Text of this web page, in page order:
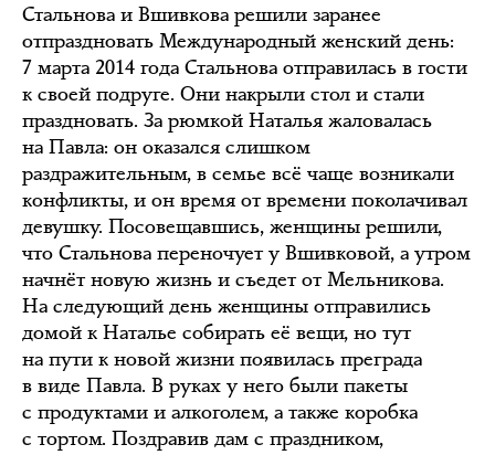
Стальнова и Вшивкова решили заранее
отпраздновать Международный женский день:
7 марта 2014 года Стальнова отправилась в гости
к своей подруге. Они накрыли стол и стали
праздновать. За рюмкой Наталья жаловалась
на Павла: он оказался слишком
раздражительным, в семье всё чаще возникали
конфликты, и он время от времени поколачивал
девушку. Посовещавшись, женщины решили,
что Стальнова переночует у Вшивковой, а утром
начнёт новую жизнь и съедет от Мельникова.
На следующий день женщины отправились
домой к Наталье собирать её вещи, но тут
на пути к новой жизни появилась преграда
в виде Павла. В руках у него были пакеты
с продуктами и алкоголем, а также коробка
с тортом. Поздравив дам с праздником,